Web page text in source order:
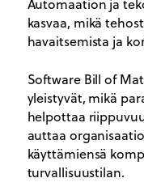
Automaation ja
kasvaa, mikä
havaitsemista ja
Software Bill of
yleistyvät, mikä
helpottaa
auttaa
käyttämiensä
turvallisuustilan.